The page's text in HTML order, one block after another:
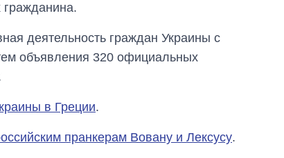
деятельность граждан Украины с
объявления 320 официальных
в Греции.
пранкерам Вовану и Лексусу.